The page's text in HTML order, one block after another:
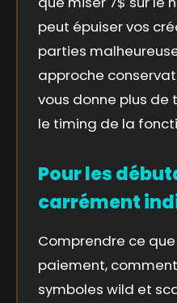
peut épuiser vos
parties
approche
vous donne plus
le timing de la
Pour les
carrément
Comprendre ce
paiement,
symboles wild et